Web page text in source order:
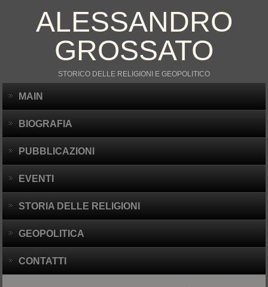
ALESSANDRO
GROSSATO
STORICO DELLE RELIGIONI E GEOPOLITICO
MAIN
BIOGRAFIA
PUBBLICAZIONI
EVENTI
STORIA DELLE RELIGIONI
GEOPOLITICA
CONTATTI